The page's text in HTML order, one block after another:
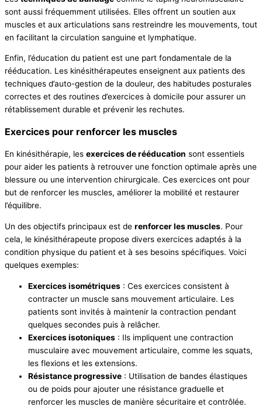
sont aussi fréquemment utilisées. Elles offrent un soutien aux
muscles et aux articulations sans restreindre les mouvements, tout
en facilitant la circulation sanguine et lymphatique.
Enfin, l’éducation du patient est une part fondamentale de la
rééducation. Les kinésithérapeutes enseignent aux patients des
techniques d’auto-gestion de la douleur, des habitudes posturales
correctes et des routines d’exercices à domicile pour assurer un
rétablissement durable et prévenir les rechutes.
Exercices pour renforcer les muscles
En kinésithérapie, les exercices de rééducation sont essentiels
pour aider les patients à retrouver une fonction optimale après une
blessure ou une intervention chirurgicale. Ces exercices ont pour
but de renforcer les muscles, améliorer la mobilité et restaurer
l’équilibre.
Un des objectifs principaux est de renforcer les muscles. Pour
cela, le kinésithérapeute propose divers exercices adaptés à la
condition physique du patient et à ses besoins spécifiques. Voici
quelques exemples:
Exercices isométriques : Ces exercices consistent à
contracter un muscle sans mouvement articulaire. Les
patients sont invités à maintenir la contraction pendant
quelques secondes puis à relâcher.
Exercices isotoniques : Ils impliquent une contraction
musculaire avec mouvement articulaire, comme les squats,
les flexions et les extensions.
Résistance progressive : Utilisation de bandes élastiques
ou de poids pour ajouter une résistance graduelle et
renforcer les muscles de manière sécuritaire et contrôlée.